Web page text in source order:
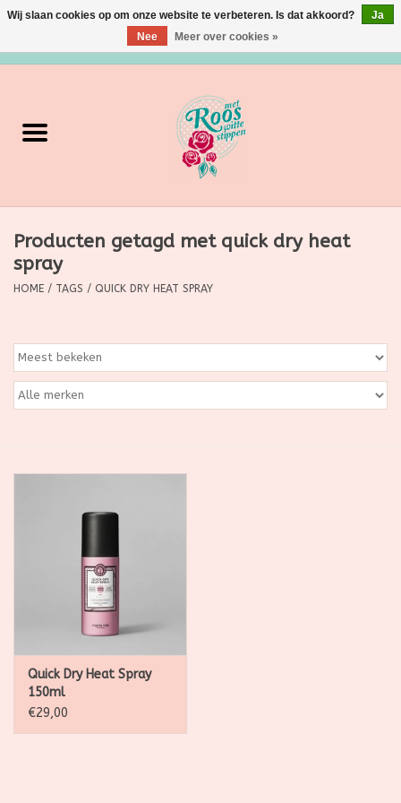
Verzorging
Grimeermateriaal
Eten/Drinken
Ditjes & Datjes
Furry Friends
Producten getagd met quick dry heat
spray
HOME / TAGS / QUICK DRY HEAT SPRAY
Quick Dry Heat Spray
150ml
€29,00
Wij slaan cookies op om onze website te verbeteren. Is dat akkoord?
Ja
Nee
Meer over cookies »